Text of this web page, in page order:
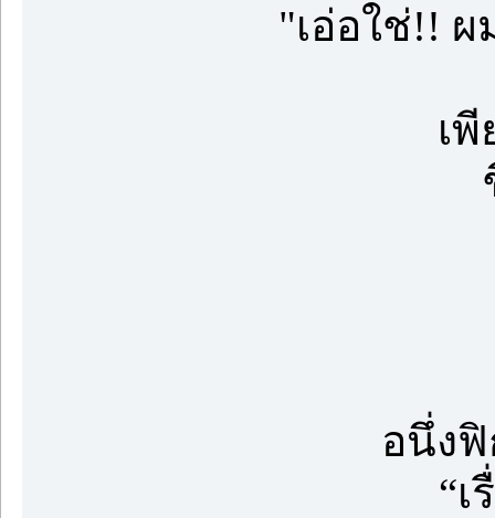
"เอ่อใช่!!
เ
อนึ่งฟิ
“